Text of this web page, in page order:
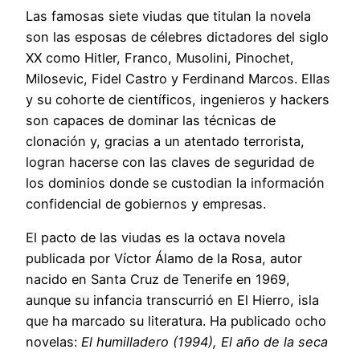
Las famosas siete viudas que titulan la novela
son las esposas de célebres dictadores del siglo
XX como Hitler, Franco, Musolini, Pinochet,
Milosevic, Fidel Castro y Ferdinand Marcos. Ellas
y su cohorte de científicos, ingenieros y hackers
son capaces de dominar las técnicas de
clonación y, gracias a un atentado terrorista,
logran hacerse con las claves de seguridad de
los dominios donde se custodian la información
confidencial de gobiernos y empresas.
El pacto de las viudas es la octava novela
publicada por Víctor Álamo de la Rosa, autor
nacido en Santa Cruz de Tenerife en 1969,
aunque su infancia transcurrió en El Hierro, isla
que ha marcado su literatura. Ha publicado ocho
novelas: El humilladero (1994), El año de la seca